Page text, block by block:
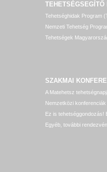
TEHETSÉGSEGÍTŐ
Tehetséghidak Program
Nemzeti Tehetség
Tehetségek
SZAKMAI
A Matehetsz
Nemzetközi konferenciák
Ez is tehetséggondozás!
Egyéb, további